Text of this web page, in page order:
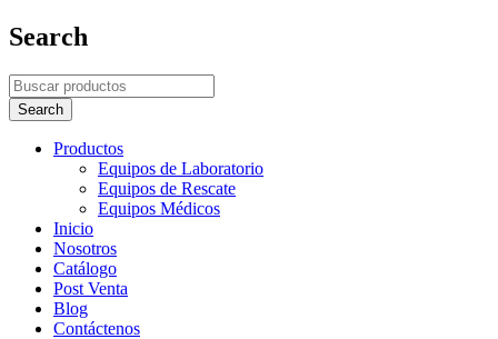
Search
Productos
Equipos de Laboratorio
Equipos de Rescate
Equipos Médicos
Inicio
Nosotros
Catálogo
Post Venta
Blog
Contáctenos